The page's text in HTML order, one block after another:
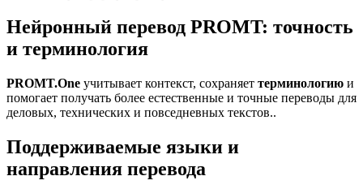
Нейронный перевод PROMT: точность
и терминология
PROMT.One учитывает контекст, сохраняет терминологию и
помогает получать более естественные и точные переводы для
деловых, технических и повседневных текстов..
Поддерживаемые языки и
направления перевода